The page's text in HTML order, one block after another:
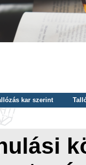
kar szerint
szerint